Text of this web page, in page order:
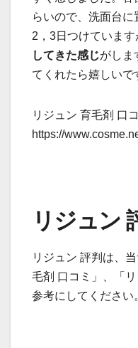
らいので、洗面台に
2，3日つけています
してきた感じがしま
てくれたら嬉しいで
リジュン 育毛剤 口
https://
リジュン
リジュン 評判は、
毛剤 口コミ」、「
参考にしてください